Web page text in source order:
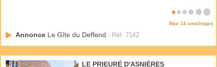
Max 14 couchages
Annonce Le Gîte du Deffend - Réf. 7142
LE PRIEURÉ D'ASNIÈRES